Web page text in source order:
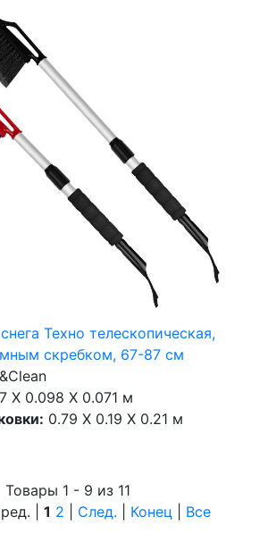
Техно телескопическая,
скребком, 67-87 см
X 0.098 X 0.071 м
0.79 X 0.19 X 0.21 м
Товары 1 - 9 из 11
| 1 2 След. Конец Все